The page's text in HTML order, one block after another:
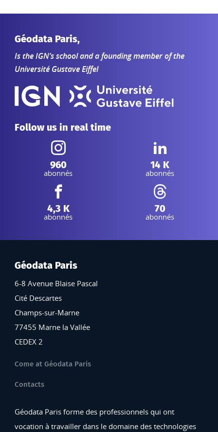
Géodata Paris,
Is the IGN’s school and a founding member of the
Université Gustave Eiffel
Follow us in real time
Instagram :
960
abonnés
Linkedin :
14 K
abonnés
Facebook :
4,3 K
abonnés
Threads :
70
abonnés
Géodata Paris
6-8 Avenue Blaise Pascal
Cité Descartes
Champs-sur-Marne
77455 Marne la Vallée
CEDEX 2
Come at Géodata Paris
Contacts
Géodata Paris forme des professionnels qui ont
vocation à travailler dans le domaine des technologies